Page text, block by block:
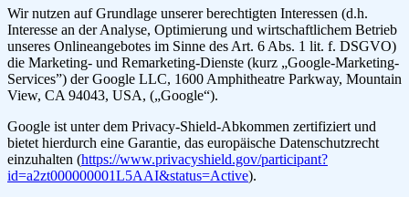
Wir nutzen auf Grundlage unserer berechtigten Interessen (d.h.
Interesse an der Analyse, Optimierung und wirtschaftlichem Betrieb
unseres Onlineangebotes im Sinne des Art. 6 Abs. 1 lit. f. DSGVO)
die Marketing- und Remarketing-Dienste (kurz „Google-Marketing-
Services”) der Google LLC, 1600 Amphitheatre Parkway, Mountain
View, CA 94043, USA, („Google“).
Google ist unter dem Privacy-Shield-Abkommen zertifiziert und
bietet hierdurch eine Garantie, das europäische Datenschutzrecht
einzuhalten (https://www.privacyshield.gov/participant?
id=a2zt000000001L5AAI&status=Active).